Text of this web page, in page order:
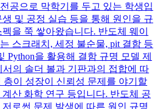
공으로 막학기를 두고 있는 학생입
및 공정 실습 등을 통해 원인을 규
을 쭉 쌓아왔습니다. 반도체 웨이
스크래치, 세정 불순물, pit 결함 등
Python을 활용해 결함 규명 모델 제
서의 솔더 볼과 기판과의 접합에 따
층이 성장이 신뢰성 문제를 야기할
산 화학 연구 등입니다. 반도체 공
로썬 문제 발생에 따른 원인 규명